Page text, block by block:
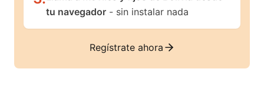
tu navegador - sin instalar nada
Regístrate ahora